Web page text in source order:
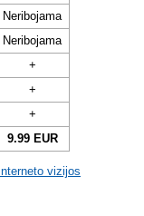
Neribojama
Neribojama
+
+
+
9.99 EUR
Interneto vizijos